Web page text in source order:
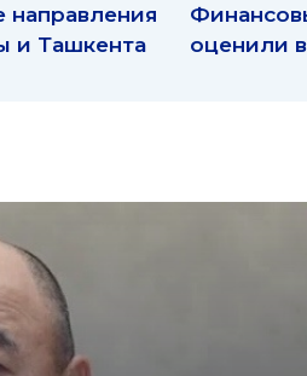
и Ташкента
оценили